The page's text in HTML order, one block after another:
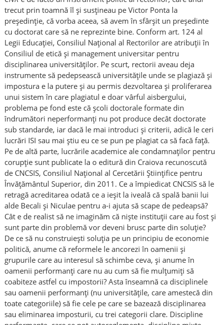
trecut prin toamnă îl și susțineau pe Victor Ponta la
președinție, că vorba aceea, să avem în sfârșit un președinte
cu doctorat care să ne reprezinte bine. Conform art. 124 al
Legii Educaţiei, Consiliul Naţional al Rectorilor are atribuții în
Consiliul de etică şi management universitar pentru
disciplinarea universităților. Pe scurt, rectorii aveau deja
instrumente să pedepsească universităţile unde se plagiază şi
impostura e la putere și au permis dezvoltarea și proliferarea
unui sistem în care plagiatul e doar vârful aisbergului,
problema pe fond este că școli doctorale formate din
îndrumători neperformanți nu pot produce decât doctorate
sub standarde, iar dacă le mai introduci și criterii, adică le ceri
lucrări ISI sau mai știu eu ce se pun pe plagiat ca să facă față.
Pe de altă parte, lucrările academice ale condamnaților pentru
corupție sunt publicate la o editură din Craiova recunoscută
de CNCSIS, Consiliul Naţional al Cercetării Ştiinţifice pentru
Învățământul Superior, din 2011. Ce a împiedicat CNCSIS să le
retragă acreditarea odată ce a ieșit la iveală că spală banii lui
alde Becali și Niculae pentru a-i ajuta să scape de pedeapsă?
Cât e de realist să ne imaginăm că niște instituții care au fost și
sunt parte din problemă vor deveni brusc parte din soluție?
De ce să nu construiești soluția pe un principiu de economie
politică, anume că reformele le ancorezi în oamenii și
grupurile care au interesul să schimbe ceva, și anume în
oamenii performanți care nu au cum să fie mulțumiți să
coabiteze astfel cu impostorii? Asta înseamnă ca disciplinele
sau oamenii performanți (nu universitățile, care amestecă din
toate categoriile) să fie cele pe care se bazează disciplinarea
sau eliminarea imposturii, cu trei categorii clare. Discipline